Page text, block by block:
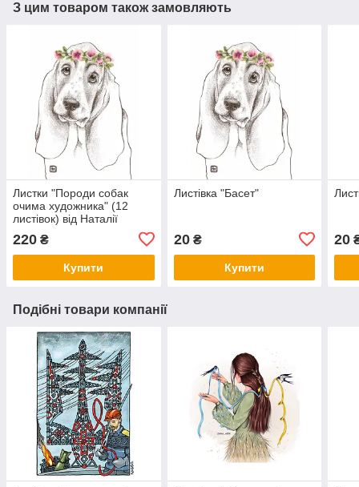
З цим товаром також замовляють
Листки "Породи собак
очима художника" (12
листівок) від Наталії
220 ₴
Купити
Листівка "Басет"
20₴
Купити
20
Подібні товари компанії